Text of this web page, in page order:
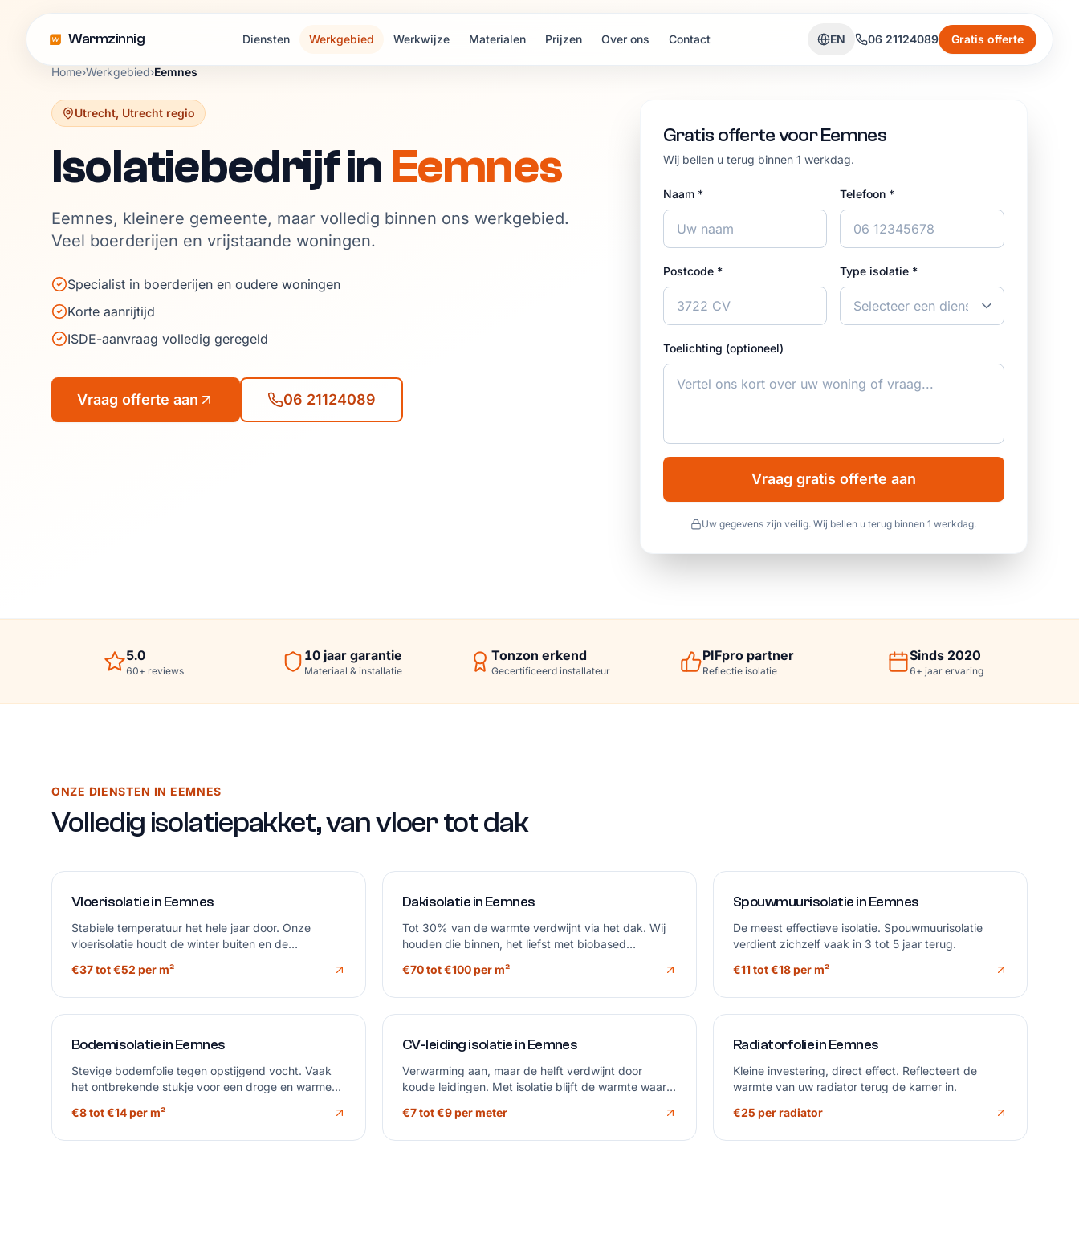
Warmzinnig Diensten Werkgebied Werkwijze Materialen Prijzen Over ons Contact EN 06 21124089 Gratis offerte
Home›Werkgebied›Eemnes
Utrecht, Utrecht regio
Isolatiebedrijf in Eemnes
Eemnes, kleinere gemeente, maar volledig binnen ons werkgebied.
Veel boerderijen en vrijstaande woningen.
Specialist in boerderijen en oudere woningen
Korte aanrijtijd
ISDE-aanvraag volledig geregeld
Vraag offerte aan 06 21124089
Gratis offerte voor Eemnes
Wij bellen u terug binnen 1 werkdag.
Naam * Telefoon *
Postcode * Type isolatie *
Toelichting (optioneel)
Vraag gratis offerte aan
Uw gegevens zijn veilig. Wij bellen u terug binnen 1 werkdag.
5.0
60+ reviews
10 jaar garantie
Materiaal & installatie
Tonzon erkend
Gecertificeerd installateur
PIFpro partner
Reflectie isolatie
Sinds 2020
6+ jaar ervaring
ONZE DIENSTEN IN EEMNES
Volledig isolatiepakket, van vloer tot dak
Vloerisolatie in Eemnes
Stabiele temperatuur het hele jaar door. Onze
vloerisolatie houdt de winter buiten en de
kruipruimte.
€37 tot €52 per m²
Dakisolatie in Eemnes
Tot 30% van de warmte verdwijnt via het dak. Wij
houden die binnen, het liefst met biobased
€70 tot €100 per m²
Spouwmuurisolatie in Eemnes
De meest effectieve isolatie. Spouwmuurisolatie
verdient zichzelf vaak in 3 tot 5 jaar terug.
€11 tot €18 per m²
Bodemisolatie in Eemnes
Stevige bodemfolie tegen opstijgend vocht. Vaak
het ontbrekende stukje voor een droge en warme
€8 tot €14 per m²
CV-leiding isolatie in Eemnes
Verwarming aan, maar de helft verdwijnt door
koude leidingen. Met isolatie blijft de warmte waar
€7 tot €9 per meter
Radiatorfolie in Eemnes
Kleine investering, direct effect. Reflecteert de
warmte van uw radiator terug de kamer in.
€25 per radiator